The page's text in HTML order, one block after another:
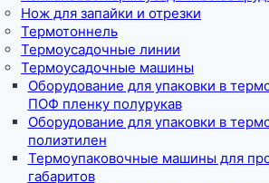
Нож для запайки и отрезки
Термотоннель
Термоусадочные линии
Термоусадочные машины
Оборудование для упаковки в
ПОФ пленку полурукав
Оборудование для упаковки в
полиэтилен
Термоупаковочные машины для
габаритов